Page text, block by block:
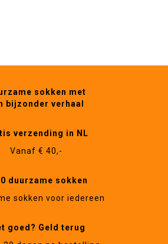
sokken met
bijzonder verhaal
verzending in NL
Vanaf € 40,-
duurzame sokken
sokken voor iedereen
goed? Geld terug